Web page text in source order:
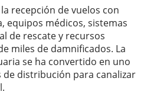
recepción de vuelos con
equipos médicos, sistemas
de rescate y recursos
miles de damnificados. La
se ha convertido en uno
distribución para canalizar